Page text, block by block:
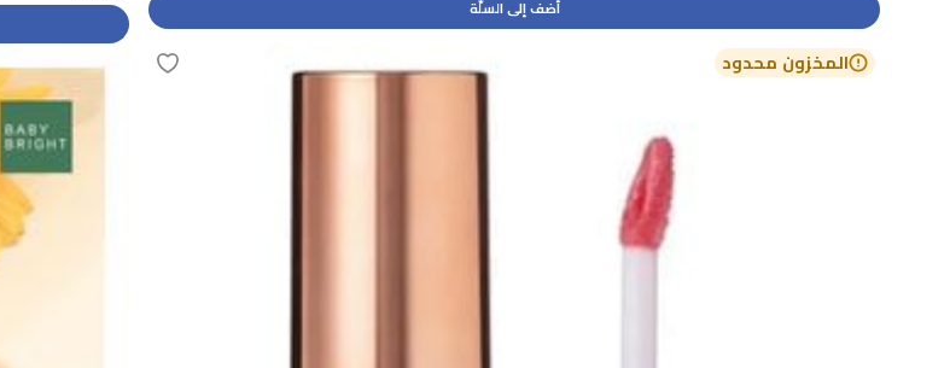
أضف إلى السلّة
المخزون محدود